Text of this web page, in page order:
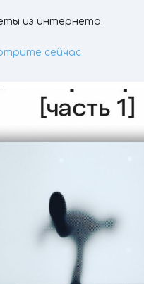
из интернета.
сейчас